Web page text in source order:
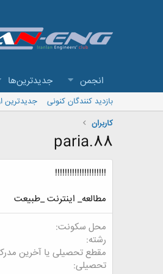
انجمن جدیدترین‌ها
بازدید کنندگان کنونی جدیدترین
کاربران
paria.88
!!!!!!!!!!!!!!!!!!!!!
مطالعه_ اینترنت _طبیعت
محل سکونت
رشته
مقطع تحصیلی یا آخرین
تحصیلی